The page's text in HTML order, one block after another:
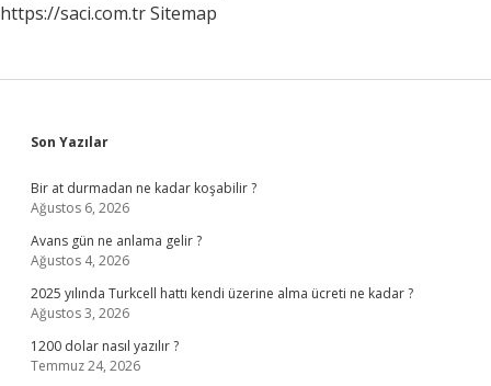
https://saci.com.trSitemap
Sidebar
Son Yazılar
Bir at durmadan ne kadar koşabilir ?
Ağustos 6, 2026
Avans gün ne anlama gelir ?
Ağustos 4, 2026
2025 yılında Turkcell hattı kendi üzerine alma ücreti ne kadar ?
Ağustos 3, 2026
1200 dolar nasıl yazılır ?
Temmuz 24, 2026